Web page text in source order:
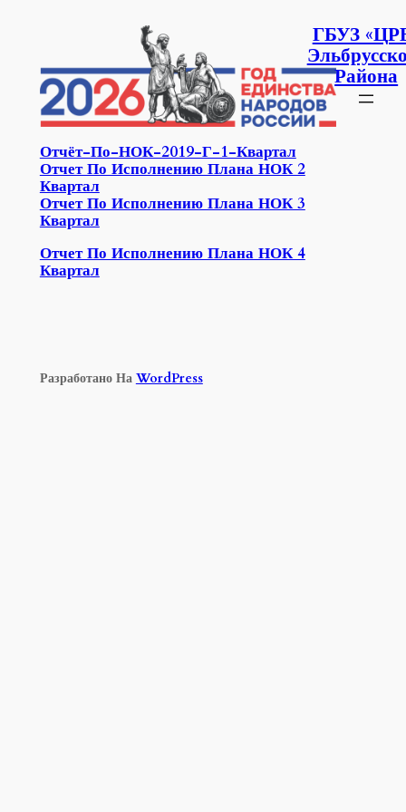
ГБУЗ
Района
Отчёт-По-НОК-2019-Г-1-Квартал
Отчет По Исполнению Плана НОК 2
Квартал
Отчет По Исполнению Плана НОК 3
Квартал
Отчет По Исполнению Плана НОК 4
КвартаЛ
Разработано На WordPress